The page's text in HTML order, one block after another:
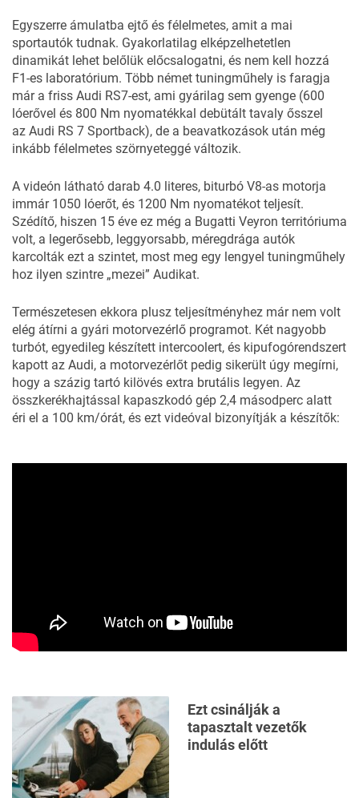
Egyszerre ámulatba ejtő és félelmetes, amit a mai
sportautók tudnak. Gyakorlatilag elképzelhetetlen
dinamikát lehet belőlük előcsalogatni, és nem kell hozzá
F1-es laboratórium. Több német tuningműhely is faragja
már a friss Audi RS7-est, ami gyárilag sem gyenge (600
lóerővel és 800 Nm nyomatékkal debütált tavaly ősszel
az Audi RS 7 Sportback), de a beavatkozások után még
inkább félelmetes szörnyeteggé változik.
A videón látható darab 4.0 literes, biturbó V8-as motorja
immár 1050 lóerőt, és 1200 Nm nyomatékot teljesít.
Szédítő, hiszen 15 éve ez még a Bugatti Veyron territóriuma
volt, a legerősebb, leggyorsabb, méregdrága autók
karcolták ezt a szintet, most meg egy lengyel tuningműhely
hoz ilyen szintre „mezei” Audikat.
Természetesen ekkora plusz teljesítményhez már nem volt
elég átírni a gyári motorvezérlő programot. Két nagyobb
turbót, egyedileg készített intercoolert, és kipufogórendszert
kapott az Audi, a motorvezérlőt pedig sikerült úgy megírni,
hogy a százig tartó kilövés extra brutális legyen. Az
összkerékhajtással kapaszkodó gép 2,4 másodperc alatt
éri el a 100 km/órát, és ezt videóval bizonyítják a készítők:
Ezt csinálják a
tapasztalt vezetők
indulás előtt